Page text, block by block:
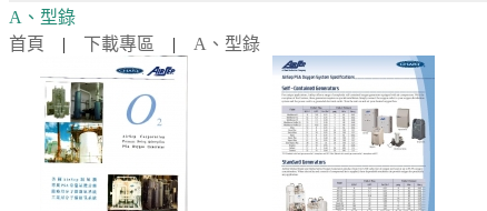
A、型錄
首頁
| 下載專區 | A、型錄